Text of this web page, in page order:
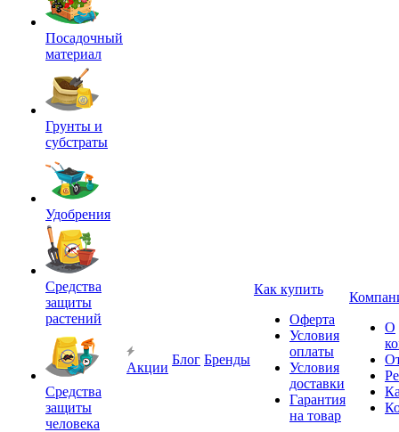
Посадочный
материал
Грунты и
субстраты
Удобрения
Средства
защиты
растений
Средства
защиты
человека
Акции
Блог Бренды
Как купить
Оферта
Условия
оплаты
Условия
доставки
Гарантия
на товар
О